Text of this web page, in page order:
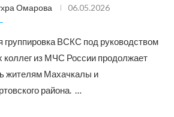
Омарова 06.05.2026
группировка ВСКС под руководством
коллег из МЧС России продолжает
жителям Махачкалы и
района. …